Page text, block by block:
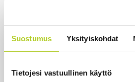
Suostumus Yksityiskohdat
Tietojesi vastuullinen käyttö
olisi ollut viimeinen hetki ottaa
käteen”